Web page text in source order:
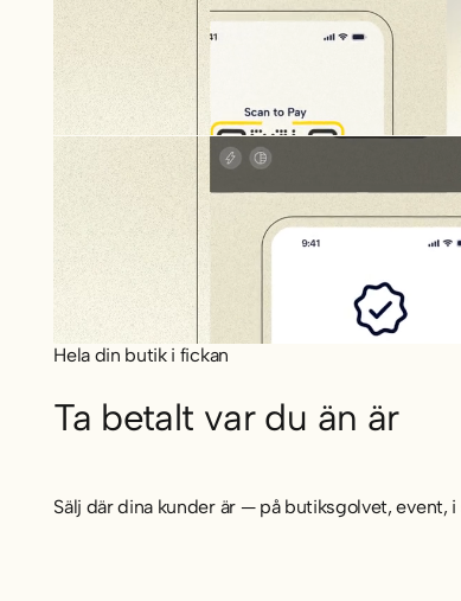
Hela din butik i fickan
Ta betalt var du än är
Sälj där dina kunder är — på butiksgolvet, event,